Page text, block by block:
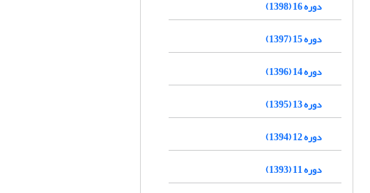
دوره 16 (1398)
دوره 15 (1397)
دوره 14 (1396)
دوره 13 (1395)
دوره 12 (1394)
دوره 11 (1393)